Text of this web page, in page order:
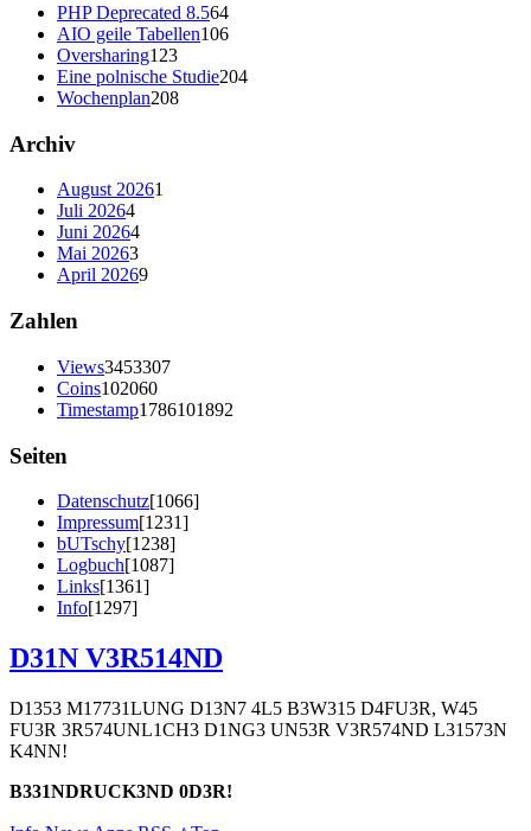
PHP Deprecated 8.564
AIO geile Tabellen106
Oversharing123
Eine polnische Studie204
Wochenplan208
Archiv
August 20261
Juli 20264
Juni 20264
Mai 20263
April 20269
Zahlen
Views3453307
Coins102060
Timestamp1786101892
Seiten
Datenschutz[1066]
Impressum[1231]
bUTschy[1238]
Logbuch[1087]
Links[1361]
Info[1297]
D31N V3R514ND
D1353 M17731LUNG D13N7 4L5 B3W315 D4FU3R, W45
FU3R 3R574UNL1CH3 D1NG3 UN53R V3R574ND L31573N
K4NN!
B331NDRUCK3ND 0D3R!